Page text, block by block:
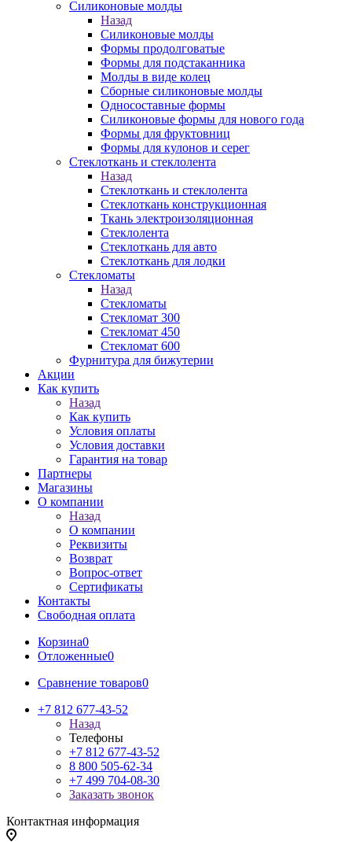
Силиконовые молды
Назад
Силиконовые молды
Формы продолговатые
Формы для подстаканника
Молды в виде колец
Сборные силиконовые молды
Односоставные формы
Силиконовые формы для нового года
Формы для фруктовниц
Формы для кулонов и серег
Стеклоткань и стеклолента
Назад
Стеклоткань и стеклолента
Стеклоткань конструкционная
Ткань электроизоляционная
Стеклолента
Стеклоткань для авто
Стеклоткань для лодки
Стекломаты
Назад
Стекломаты
Стекломат 300
Стекломат 450
Стекломат 600
Фурнитура для бижутерии
Акции
Как купить
Назад
Как купить
Условия оплаты
Условия доставки
Гарантия на товар
Партнеры
Магазины
О компании
Назад
О компании
Реквизиты
Возврат
Вопрос-ответ
Сертификаты
Контакты
Свободная оплата
Корзина0
Отложенные0
Сравнение товаров0
+7 812 677-43-52
Назад
Телефоны
+7 812 677-43-52
8 800 505-62-34
+7 499 704-08-30
Заказать звонок
Контактная информация